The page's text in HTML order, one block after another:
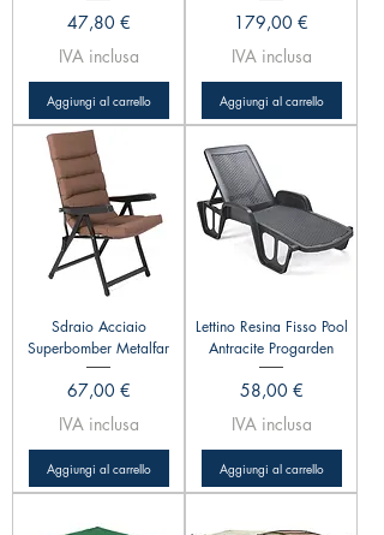
Prezzo
47,80 €
IVA inclusa
Aggiungi al carrello
Prezzo
179,00 €
IVA inclusa
Aggiungi al carrello
Sdraio Acciaio
Superbomber Metalfar
Prezzo
67,00 €
IVA inclusa
Aggiungi al carrello
Lettino Resina Fisso Pool
Antracite Progarden
Prezzo
58,00 €
IVA inclusa
Aggiungi al carrello